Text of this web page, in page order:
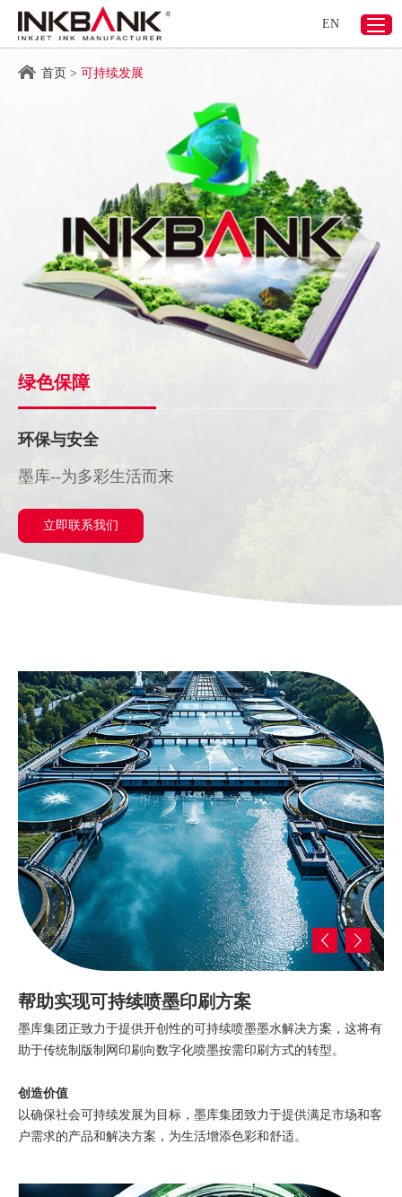
EN
首页 > 可持续发展
绿色保障
环保与安全
墨库--为多彩生活而来
立即联系我们
帮助实现可持续喷墨印刷方案
墨库集团正致力于提供开创性的可持续喷墨墨水解决方案，这将有
助于传统制版制网印刷向数字化喷墨按需印刷方式的转型。
创造价值
以确保社会可持续发展为目标，墨库集团致力于提供满足市场和客
户需求的产品和解决方案，为生活增添色彩和舒适。